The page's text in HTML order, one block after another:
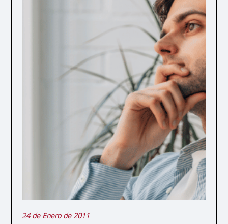
24 de Enero de 2011